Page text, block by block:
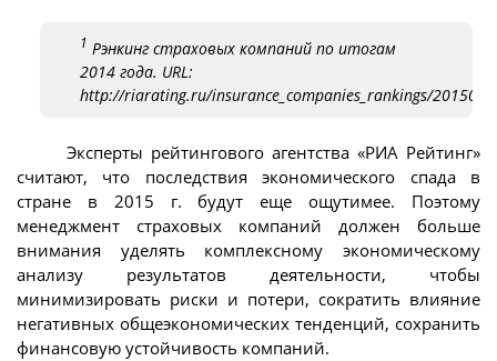
1 Рэнкинг страховых компаний по итогам
2014 года. URL:
http://riarating.ru/insurance_companies_rankings/
Эксперты рейтингового агентства «РИА Рейтинг»
считают, что последствия экономического спада в
стране в 2015 г. будут еще ощутимее. Поэтому
менеджмент страховых компаний должен больше
внимания уделять комплексному экономическому
анализу результатов деятельности, чтобы
минимизировать риски и потери, сократить влияние
негативных общеэкономических тенденций, сохранить
финансовую устойчивость компаний.